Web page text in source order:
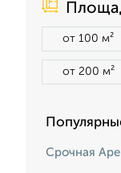
от 100 м²
от 200 м²
Срочная